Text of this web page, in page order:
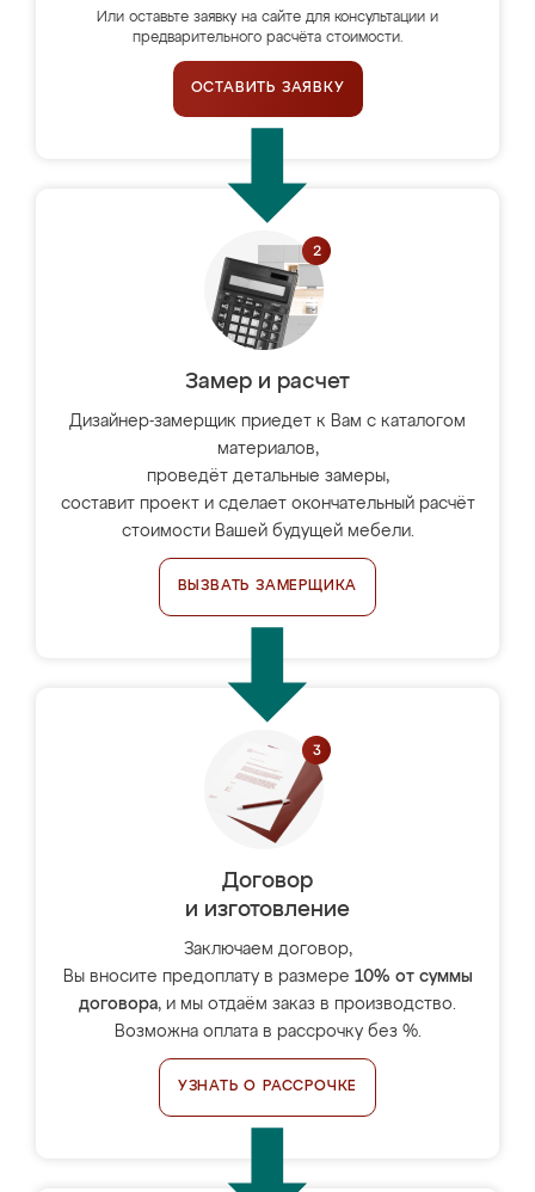
Или оставьте заявку на сайте для консультации и
предварительного расчёта стоимости.
ОСТАВИТЬ ЗАЯВКУ
Замер и расчет
Дизайнер-замерщик приедет к Вам с каталогом
материалов,
проведёт детальные замеры,
составит проект и сделает окончательный расчёт
стоимости Вашей будущей мебели.
ВЫЗВАТЬ ЗАМЕРЩИКА
Договор
и изготовление
Заключаем договор,
Вы вносите предоплату в размере 10% от суммы
договора, и мы отдаём заказ в производство.
Возможна оплата в рассрочку без %.
УЗНАТЬ О РАССРОЧКЕ